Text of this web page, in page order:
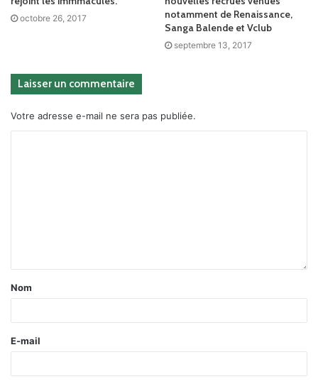
octobre 26, 2017
notamment de Renaissance,
Sanga Balende et Vclub
septembre 13, 2017
Laisser un commentaire
Votre adresse e-mail ne sera pas publiée.
Nom
E-mail